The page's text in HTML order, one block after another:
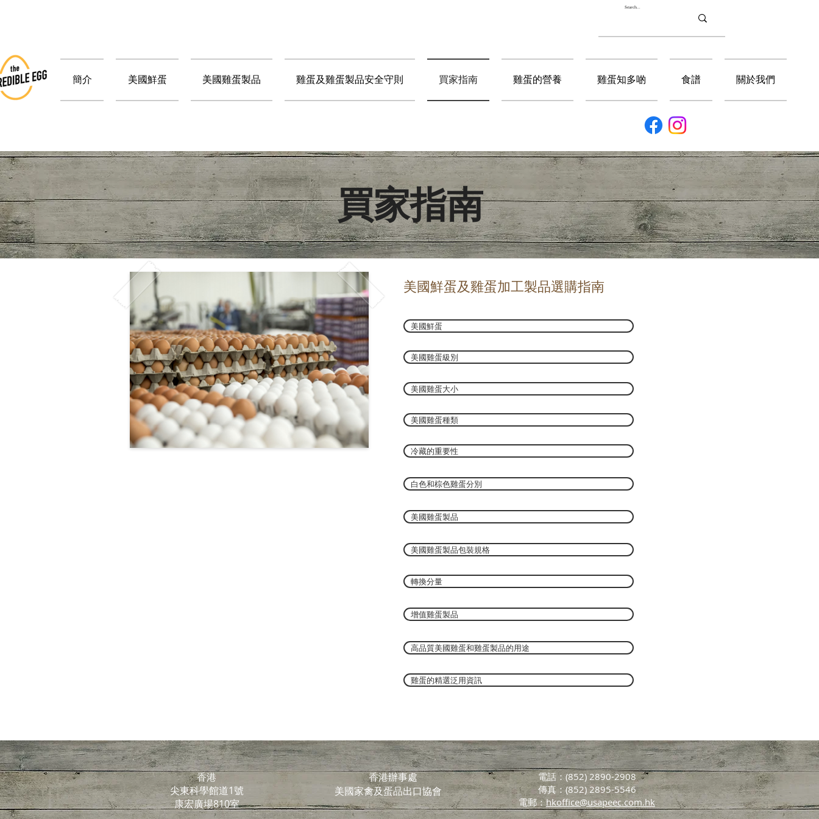
簡介 美國鮮蛋 美國雞蛋製品 雞蛋及雞蛋製品安全守則 買家指南 雞蛋的營養 雞蛋知多啲 食譜 關於我們
買家指南​
美國鮮蛋及雞蛋加工製品選購指南
美國鮮蛋
美國雞蛋級別
美國雞蛋大小
美國雞蛋種類
冷藏的重要性
白色和棕色雞蛋分別
美國雞蛋製品
美國雞蛋製品包裝規格
轉換分量
增值雞蛋製品
高品質美國雞蛋和雞蛋製品的用途
雞蛋的精選泛用資訊
香港
尖東科學館道1號
康宏廣場810室
美國家禽及蛋品出口協會
香港辦事處
電話：(852) 2890-2908
傳真：(852) 2895-5546
電郵：hkoffice@usapeec.com.hk